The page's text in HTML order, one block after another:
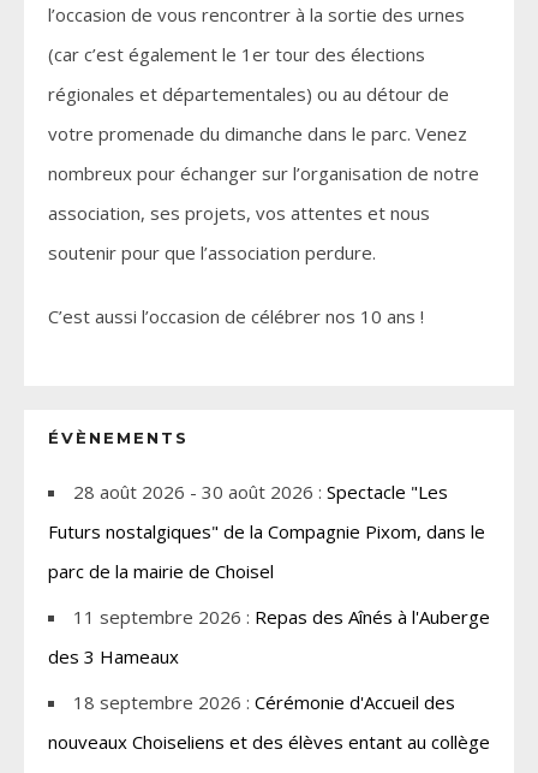
l’occasion de vous rencontrer à la sortie des urnes
(car c’est également le 1er tour des élections
régionales et départementales) ou au détour de
votre promenade du dimanche dans le parc. Venez
nombreux pour échanger sur l’organisation de notre
association, ses projets, vos attentes et nous
soutenir pour que l’association perdure.
C’est aussi l’occasion de célébrer nos 10 ans !
ÉVÈNEMENTS
28 août 2026 - 30 août 2026 : Spectacle "Les
Futurs nostalgiques" de la Compagnie Pixom, dans le
parc de la mairie de Choisel
11 septembre 2026 : Repas des Aînés à l'Auberge
des 3 Hameaux
18 septembre 2026 : Cérémonie d'Accueil des
nouveaux Choiseliens et des élèves entant au collège